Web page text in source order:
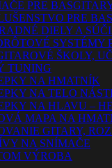
PRE
PRE
DIELY A
SYSTÉMY
ŠKOLY,
TUNING
NA HMATNÍK
NA TELO
NA HLAVU –
MAPA NA
GITARY,
NA SNÍMAČE
VÝROBA